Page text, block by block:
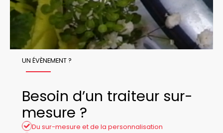
UN ÉVÈNEMENT ?
Besoin d’un traiteur sur-
mesure ?
Du sur-mesure et de la personnalisation